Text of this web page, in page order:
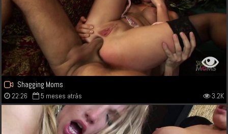
Shagging Moms
22:26 5 meses atrás 3.2K